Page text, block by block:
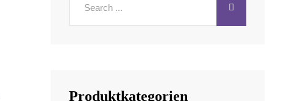
Produktkategorien